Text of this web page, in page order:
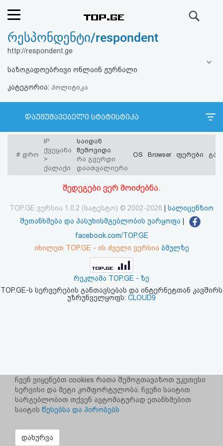
რეიტინგი
ფოსტა
კითხვა-
პასუხი
ავტორიზაცია
რეგისტრაცია
პაროლის
სალიცენზიო
უარყოფა
რესპონდენტი/respondent
http://respondent.ge
საზოგადოებრივი ონლაინ ჟურნალი
კატეგორია: პოლიტიკა
დაუმუშავებელი სტატისტიკა
# დრო
IP
ქვეყანა
>
ქალაქი
საიდან
შემოვიდა
რა გვერდი
დაათვალიერა
OS Browser ფერები
შედეგები ვერ მოიძებნა.
TOP.GE ვერსია 1.0.2 (სატესტო) © 2002-2026
სალიცენზიო
შეთანხმება და პასუხისმგებლობის უარყოფა
facebook.com/TOP.GE
იხილეთ TOP.GE - ის ძველი ვერსია ბმულზე
რეკლამა TOP.GE - ზე
TOP.GE-ს სერვერების განთავსებას და ინტერნეტთან კავშირს
უზრუნველყოფს: CLOUD9
ჩვენ ვიყენებთ cookies რათა შემოგთავაზოთ უკეთესი
სერვისი და მეტი კომფორტულობა. ჩვენი საიტით
სარგებლობით თქვენ ავტომატურად ეთანხმებით
საიტის წესებსა და პირობებს
დახურვა